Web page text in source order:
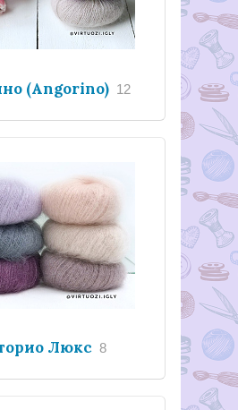
(Angorino) 12
Люкс 8